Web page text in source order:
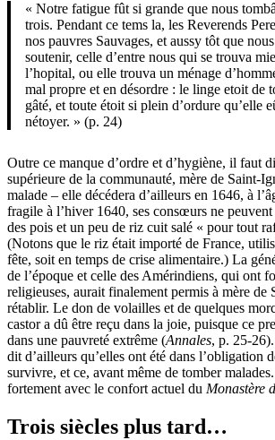
« Notre fatigue fût si grande que nous
trois. Pendant ce tems la, les Reverends
nos pauvres Sauvages, et aussy tôt que
soutenir, celle d’entre nous qui se trouva
l’hopital, ou elle trouva un ménage
mal propre et en désordre : le linge etoit de
gâté, et toute étoit si plein d’ordure qu’elle
nétoyer. » (p. 24)
Outre ce manque d’ordre et d’hygiène, il faut
supérieure de la communauté, mère de Saint-
malade – elle décédera d’ailleurs en 1646, à
fragile à l’hiver 1640, ses consœurs ne
des pois et un peu de riz cuit salé « pour tout
(Notons que le riz était importé de France,
fête, soit en temps de crise alimentaire.) La
de l’époque et celle des Amérindiens, qui ont
religieuses, aurait finalement permis à mère de
rétablir. Le don de volailles et de quelques
castor a dû être reçu dans la joie, puisque ce
dans une pauvreté extrême (Annales, p. 25-
dit d’ailleurs qu’elles ont été dans l’obligation
survivre, et ce, avant même de tomber
fortement avec le confort actuel du Monastère
Trois siècles plus tard…